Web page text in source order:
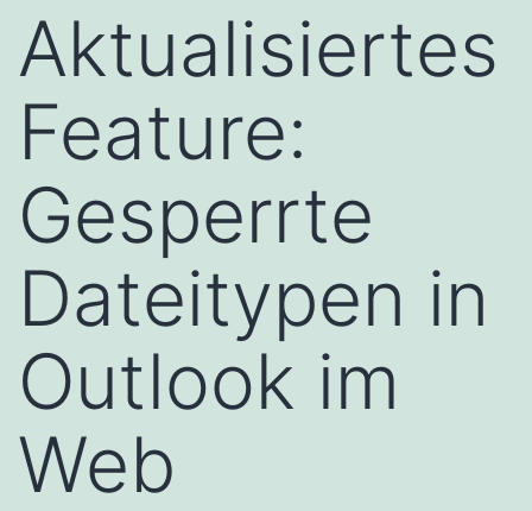
Aktualisiertes
Feature:
Gesperrte
Dateitypen in
Outlook im
Web